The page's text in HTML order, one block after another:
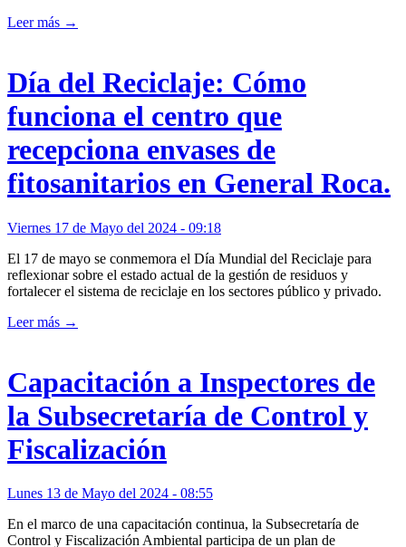
Leer más →
Día del Reciclaje: Cómo
funciona el centro que
recepciona envases de
fitosanitarios en General Roca.
Viernes 17 de Mayo del 2024 - 09:18
El 17 de mayo se conmemora el Día Mundial del Reciclaje para
reflexionar sobre el estado actual de la gestión de residuos y
fortalecer el sistema de reciclaje en los sectores público y privado.
Leer más →
Capacitación a Inspectores de
la Subsecretaría de Control y
Fiscalización
Lunes 13 de Mayo del 2024 - 08:55
En el marco de una capacitación continua, la Subsecretaría de
Control y Fiscalización Ambiental participa de un plan de